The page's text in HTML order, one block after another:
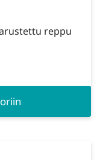
reppu